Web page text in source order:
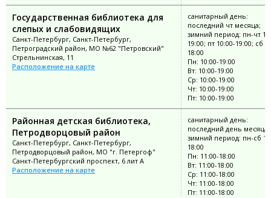
Государственная библиотека для
слепых и слабовидящих
Санкт-Петербург, Санкт-Петербург,
Петроградский район, МО №62 "Петровский"
Стрельнинская, 11
Расположение на карте
санитарный день:
последний чт месяца;
зимний период: пн-чт
19:00; пт 10:00-19:00; сб
18:00
Пн: 10:00-19:00
Вт: 10:00-19:00
Ср: 10:00-19:00
Чт: 10:00-19:00
Пт: 10:00-19:00
Районная детская библиотека,
Петродворцовый район
Санкт-Петербург, Санкт-Петербург,
Петродворцовый район, МО "г. Петергоф"
Санкт-Петербургский проспект, 6 лит А
Расположение на карте
санитарный день:
последний день месяца;
зимний период: пн-сб
18:00
Пн: 11:00-18:00
Вт: 11:00-18:00
Ср: 11:00-18:00
Чт: 11:00-18:00
Пт: 11:00-18:00